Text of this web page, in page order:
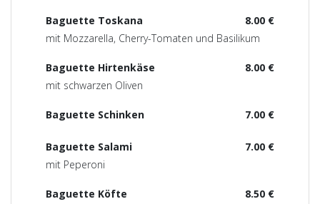
8.00 €
Baguette Toskana
mit Mozzarella, Cherry-Tomaten und Basilikum
8.00 €
Baguette Hirtenkäse
mit schwarzen Oliven
7.00 €
Baguette Schinken
7.00 €
Baguette Salami
mit Peperoni
8.50 €
Baguette Köfte